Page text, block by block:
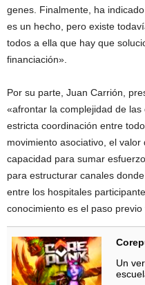
genes. Finalmente, ha
es un hecho, pero existe
todos a ella que hay que
financiación».
Por su parte, Juan Carrión,
«afrontar la complejidad de
estricta coordinación entre
movimiento asociativo, el
capacidad para sumar
para estructurar canales
entre los hospitales
conocimiento es el paso
Un